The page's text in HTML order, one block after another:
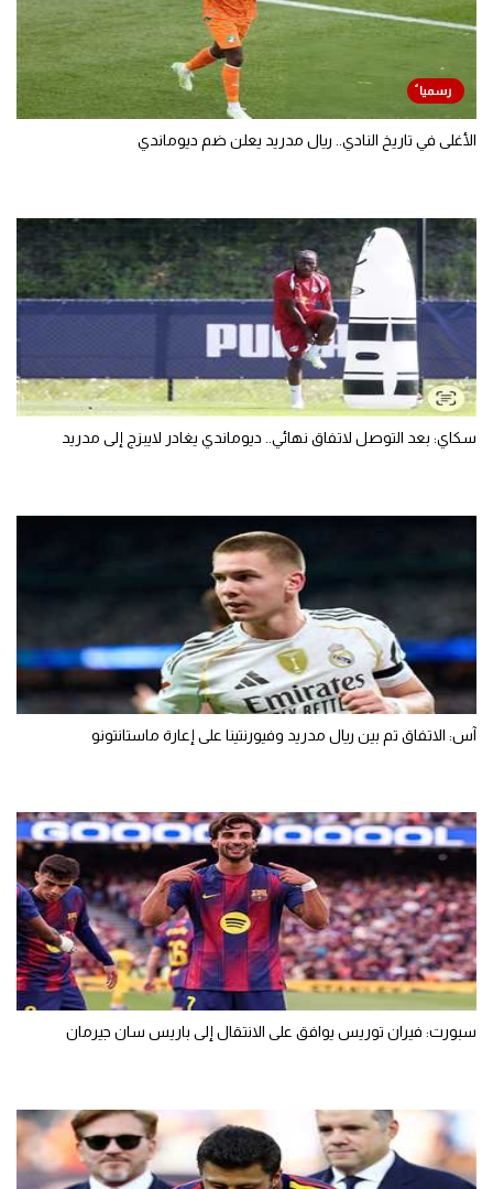
الأغلى في تاريخ النادي.. ريال مدريد يعلن ضم ديوماندي
سكاي: بعد التوصل لاتفاق نهائي.. ديوماندي يغادر لايبزج إلى مدريد
آس: الاتفاق تم بين ريال مدريد وفيورنتينا على إعارة ماستانتونو
سبورت: فيران توريس يوافق على الانتقال إلى باريس سان جيرمان